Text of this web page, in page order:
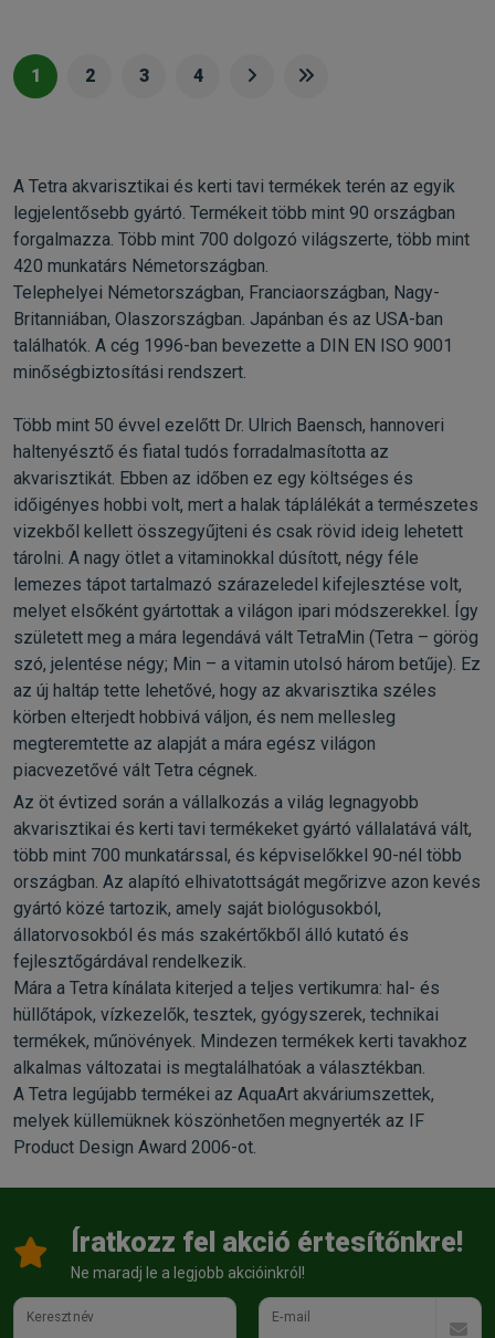
1 2 3 4
A Tetra akvarisztikai és kerti tavi termékek terén az egyik
legjelentősebb gyártó. Termékeit több mint 90 országban
forgalmazza. Több mint 700 dolgozó világszerte, több mint
420 munkatárs Németországban.
Telephelyei Németországban, Franciaországban, Nagy-
Britanniában, Olaszországban. Japánban és az USA-ban
találhatók. A cég 1996-ban bevezette a DIN EN ISO 9001
minőségbiztosítási rendszert.
Több mint 50 évvel ezelőtt Dr. Ulrich Baensch, hannoveri
haltenyésztő és fiatal tudós forradalmasította az
akvarisztikát. Ebben az időben ez egy költséges és
időigényes hobbi volt, mert a halak táplálékát a természetes
vizekből kellett összegyűjteni és csak rövid ideig lehetett
tárolni. A nagy ötlet a vitaminokkal dúsított, négy féle
lemezes tápot tartalmazó szárazeledel kifejlesztése volt,
melyet elsőként gyártottak a világon ipari módszerekkel. Így
született meg a mára legendává vált TetraMin (Tetra – görög
szó, jelentése négy; Min – a vitamin utolsó három betűje). Ez
az új haltáp tette lehetővé, hogy az akvarisztika széles
körben elterjedt hobbivá váljon, és nem mellesleg
megteremtette az alapját a mára egész világon
piacvezetővé vált Tetra cégnek.
Az öt évtized során a vállalkozás a világ legnagyobb
akvarisztikai és kerti tavi termékeket gyártó vállalatává vált,
több mint 700 munkatárssal, és képviselőkkel 90-nél több
országban. Az alapító elhivatottságát megőrizve azon kevés
gyártó közé tartozik, amely saját biológusokból,
állatorvosokból és más szakértőkből álló kutató és
fejlesztőgárdával rendelkezik.
Mára a Tetra kínálata kiterjed a teljes vertikumra: hal- és
hüllőtápok, vízkezelők, tesztek, gyógyszerek, technikai
termékek, műnövények. Mindezen termékek kerti tavakhoz
alkalmas változatai is megtalálhatóak a választékban.
A Tetra legújabb termékei az AquaArt akváriumszettek,
melyek küllemüknek köszönhetően megnyerték az IF
Product Design Award 2006-ot.
Íratkozz fel akció értesítőnkre!
Ne maradj le a legjobb akcióinkról!
Keresztnév E-mail